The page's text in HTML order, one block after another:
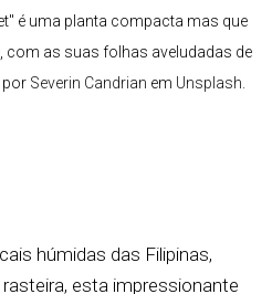
é uma planta compacta mas que
com as suas folhas aveludadas de
por Severin Candrian em Unsplash.
húmidas das Filipinas,
esta impressionante